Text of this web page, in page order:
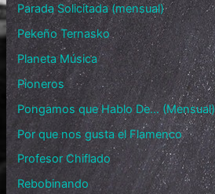
Parada Solicitada (mensual)
Pekeño Ternasko
Planeta Música
Pioneros
Pongamos que Hablo De… (Mensual)
Por que nos gusta el Flamenco
Profesor Chiflado
Rebobinando